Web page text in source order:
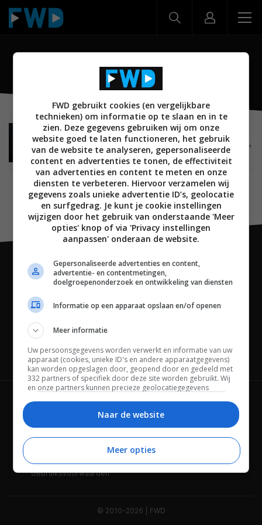
LV3500
BEELD 07 JANUARI 2011
CES 2011: LG 3D LED TV line-up 2011, met LZ9700,
LW9500 en LW7700
Channels
Wie is FWD Privacybeleid
Adverteren Contact
Gebruiksvoorwaarden
© 2010-2026 | FWD
FWD gebruikt cookies (en vergelijkbare
technieken) om informatie op te slaan en in te
zien. Deze gegevens gebruiken wij om onze
website goed te laten functioneren, het gebruik
van de website te analyseren, gepersonaliseerde
content en advertenties te tonen, de effectiviteit
van advertenties en content te meten en onze
diensten te verbeteren. Hiervoor verzamelen wij
gegevens zoals unieke advertentie ID’s, geolocatie
en surfgedrag. Je kunt je cookie instellingen
wijzigen door het gebruik van onderstaande 'Meer
opties' knop of via 'Privacy instellingen
aanpassen' onderaan de website.
Gepersonaliseerde advertenties en content,
advertentie- en contentmetingen,
doelgroepenonderzoek en ontwikkeling van diensten
Informatie op een apparaat opslaan en/of openen
Meer informatie
Uw persoonsgegevens worden verwerkt en informatie van uw
apparaat (cookies, unieke ID's en andere apparaatgegevens)
kan worden opgeslagen door, geopend door en gedeeld met
332 partners of specifiek door deze site worden gebruikt. Wij
en onze partners kunnen precieze geolocatiegegevens
Bepaalde leveranciers kunnen uw persoonsgegevens
beheren. Zoek onderaan deze pagina of in het sitemenu naar
een link om uw toestemming te beheren of in te trekken via de
privacy- en cookie-instellingen.
Naar de website
Meer opties